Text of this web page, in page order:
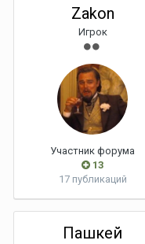
Zakon
Игрок
Участник форума
13
17 публикаций
Пашкей